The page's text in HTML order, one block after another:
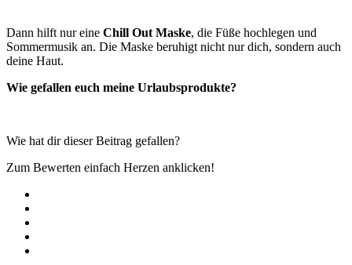
Dann hilft nur eine Chill Out Maske, die Füße hochlegen und
Sommermusik an. Die Maske beruhigt nicht nur dich, sondern auch
deine Haut.
Wie gefallen euch meine Urlaubsprodukte?
Wie hat dir dieser Beitrag gefallen?
Zum Bewerten einfach Herzen anklicken!